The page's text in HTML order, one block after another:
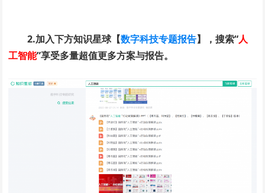
2.加入下方知识星球【数字科技专题报告】，搜索“人
工智能”享受多量超值更多方案与报告。